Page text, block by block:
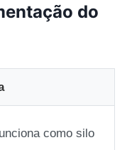
do
como silo